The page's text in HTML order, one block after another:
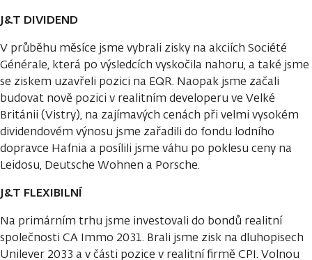
J&T DIVIDEND
V průběhu měsíce jsme vybrali zisky na akciích Société
Générale, která po výsledcích vyskočila nahoru, a také jsme
se ziskem uzavřeli pozici na EQR. Naopak jsme začali
budovat nově pozici v realitním developeru ve Velké
Británii (Vistry), na zajímavých cenách při velmi vysokém
dividendovém výnosu jsme zařadili do fondu lodního
dopravce Hafnia a posílili jsme váhu po poklesu ceny na
Leidosu, Deutsche Wohnen a Porsche.
J&T FLEXIBILNÍ
Na primárním trhu jsme investovali do bondů realitní
společnosti CA Immo 2031. Brali jsme zisk na dluhopisech
Unilever 2033 a v části pozice v realitní firmě CPI. Volnou